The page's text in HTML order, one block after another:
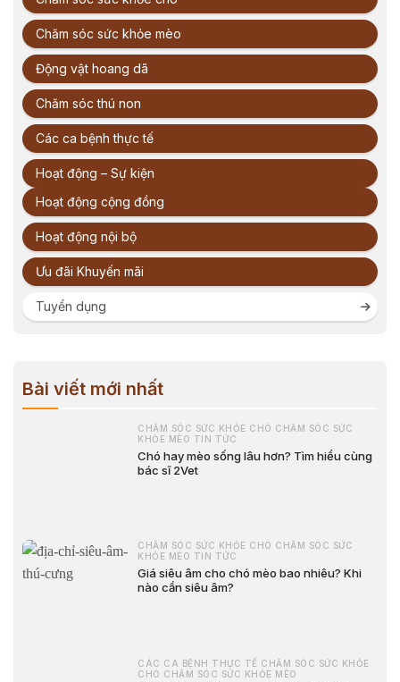
Chăm sóc sức khỏe mèo
Động vật hoang dã
Chăm sóc thú non
Các ca bệnh thực tế
Hoạt động – Sự kiện
Hoạt động cộng đồng
Hoạt động nội bộ
Ưu đãi Khuyến mãi
Tuyển dụng
Bài viết mới nhất
CHĂM SÓC SỨC KHỎE CHÓ CHĂM SÓC SỨC
KHỎE MÈO TIN TỨC
Chó hay mèo sống lâu hơn? Tìm hiểu cùng
bác sĩ 2Vet
CHĂM SÓC SỨC KHỎE CHÓ CHĂM SÓC SỨC
KHỎE MÈO TIN TỨC
Giá siêu âm cho chó mèo bao nhiêu? Khi
nào cần siêu âm?
CÁC CA BỆNH THỰC TẾ CHĂM SÓC SỨC KHỎE
CHÓ CHĂM SÓC SỨC KHỎE MÈO